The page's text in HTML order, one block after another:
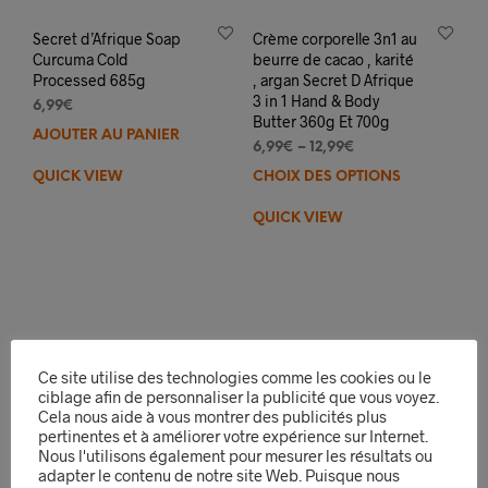
Secret d’Afrique Soap
Curcuma Cold
Processed 685g
6,99€
AJOUTER AU PANIER
QUICK VIEW
Crème corporelle 3n1 au
beurre de cacao , karité
, argan Secret D Afrique
3 in 1 Hand & Body
Butter 360g Et 700g
6,99€ – 12,99€
CHOIX DES OPTIONS
QUICK VIEW
Ce site utilise des technologies comme les cookies ou le
ciblage afin de personnaliser la publicité que vous voyez.
Cela nous aide à vous montrer des publicités plus
pertinentes et à améliorer votre expérience sur Internet.
Nous l'utilisons également pour mesurer les résultats ou
adapter le contenu de notre site Web. Puisque nous